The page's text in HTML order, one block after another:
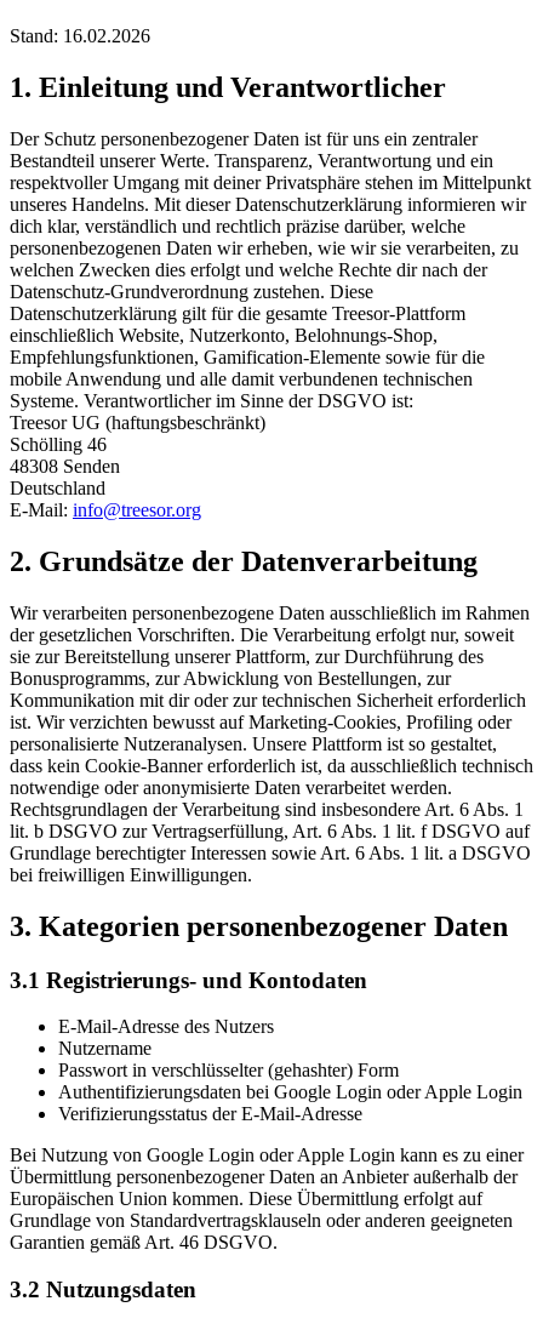
Stand: 16.02.2026
1. Einleitung und Verantwortlicher
Der Schutz personenbezogener Daten ist für uns ein zentraler
Bestandteil unserer Werte. Transparenz, Verantwortung und ein
respektvoller Umgang mit deiner Privatsphäre stehen im Mittelpunkt
unseres Handelns. Mit dieser Datenschutzerklärung informieren wir
dich klar, verständlich und rechtlich präzise darüber, welche
personenbezogenen Daten wir erheben, wie wir sie verarbeiten, zu
welchen Zwecken dies erfolgt und welche Rechte dir nach der
Datenschutz-Grundverordnung zustehen. Diese
Datenschutzerklärung gilt für die gesamte Treesor-Plattform
einschließlich Website, Nutzerkonto, Belohnungs-Shop,
Empfehlungsfunktionen, Gamification-Elemente sowie für die
mobile Anwendung und alle damit verbundenen technischen
Systeme. Verantwortlicher im Sinne der DSGVO ist:
Treesor UG (haftungsbeschränkt)
Schölling 46
48308 Senden
Deutschland
E-Mail: info@treesor.org
2. Grundsätze der Datenverarbeitung
Wir verarbeiten personenbezogene Daten ausschließlich im Rahmen
der gesetzlichen Vorschriften. Die Verarbeitung erfolgt nur, soweit
sie zur Bereitstellung unserer Plattform, zur Durchführung des
Bonusprogramms, zur Abwicklung von Bestellungen, zur
Kommunikation mit dir oder zur technischen Sicherheit erforderlich
ist. Wir verzichten bewusst auf Marketing-Cookies, Profiling oder
personalisierte Nutzeranalysen. Unsere Plattform ist so gestaltet,
dass kein Cookie-Banner erforderlich ist, da ausschließlich technisch
notwendige oder anonymisierte Daten verarbeitet werden.
Rechtsgrundlagen der Verarbeitung sind insbesondere Art. 6 Abs. 1
lit. b DSGVO zur Vertragserfüllung, Art. 6 Abs. 1 lit. f DSGVO auf
Grundlage berechtigter Interessen sowie Art. 6 Abs. 1 lit. a DSGVO
bei freiwilligen Einwilligungen.
3. Kategorien personenbezogener Daten
3.1 Registrierungs- und Kontodaten
E-Mail-Adresse des Nutzers
Nutzername
Passwort in verschlüsselter (gehashter) Form
Authentifizierungsdaten bei Google Login oder Apple Login
Verifizierungsstatus der E-Mail-Adresse
Bei Nutzung von Google Login oder Apple Login kann es zu einer
Übermittlung personenbezogener Daten an Anbieter außerhalb der
Europäischen Union kommen. Diese Übermittlung erfolgt auf
Grundlage von Standardvertragsklauseln oder anderen geeigneten
Garantien gemäß Art. 46 DSGVO.
3.2 Nutzungsdaten